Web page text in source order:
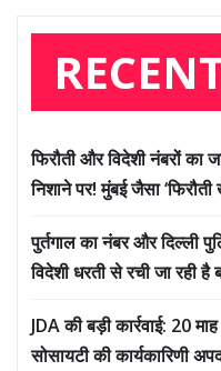
फिरौती और विदेशी नंबरों का
निशाने पर! मुंबई जैसा
पुर्तगाल का नंबर और दिल्ली
विदेशी धरती से रची जा रही है
JDA की बड़ी कार्रवाई: 20
सोसायटी की कार्यकारिणी